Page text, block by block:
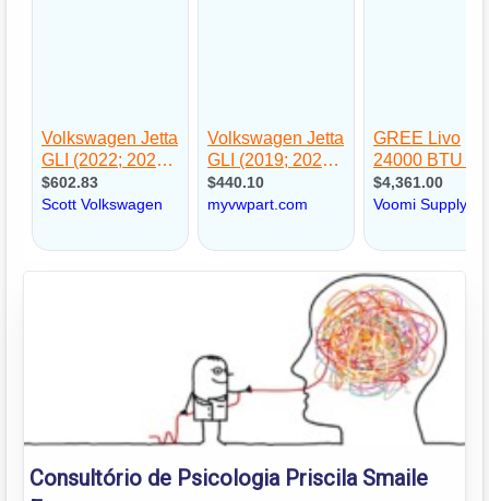
Consultório de Psicologia Priscila Smaile